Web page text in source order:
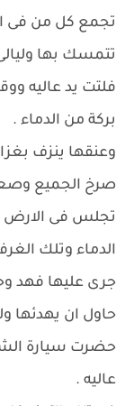
تجمع كل من فى
تتمسك بها
فلتت يد عاليه
بركة من الدماء .
وعنقها ينزف
صرخ الجميع
تجلس فى الارض
الدماء وتلك
جرى عليها فهد
حاول ان يهدئها
حضرت سيارة
عاليه .